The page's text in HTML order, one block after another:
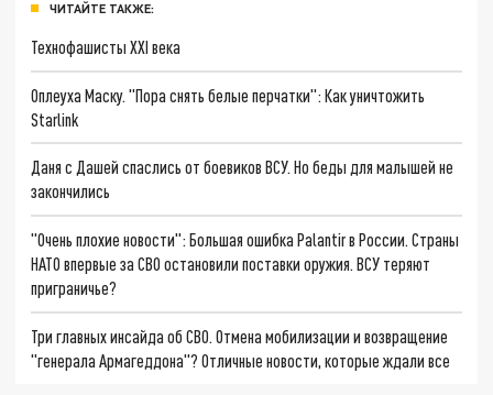
ЧИТАЙТЕ ТАКЖЕ:
Технофашисты XXI века
Оплеуха Маску. "Пора снять белые перчатки": Как уничтожить
Starlink
Даня с Дашей спаслись от боевиков ВСУ. Но беды для малышей не
закончились
"Очень плохие новости": Большая ошибка Palantir в России. Страны
НАТО впервые за СВО остановили поставки оружия. ВСУ теряют
приграничье?
Три главных инсайда об СВО. Отмена мобилизации и возвращение
"генерала Армагеддона"? Отличные новости, которые ждали все